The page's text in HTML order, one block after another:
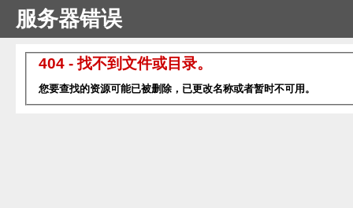
服务器错误
404 - 找不到文件或目录。
您要查找的资源可能已被删除，已更改名称或者暂时不可用。